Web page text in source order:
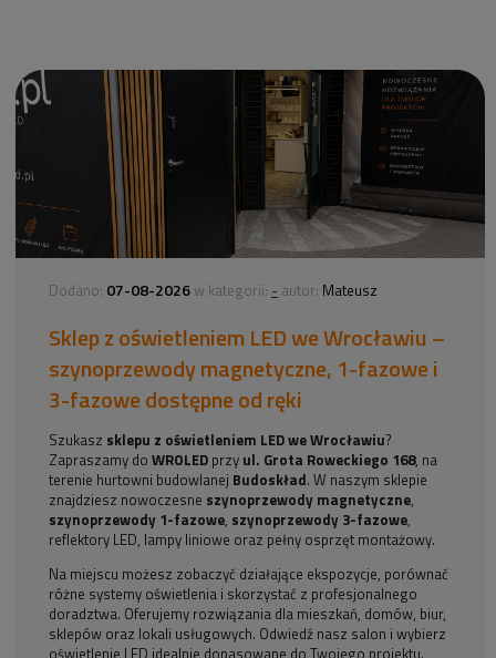
Dodano: 07-08-2026 w kategorii: - autor: Mateusz
Sklep z oświetleniem LED we Wrocławiu –
szynoprzewody magnetyczne, 1-fazowe i
3-fazowe dostępne od ręki
Szukasz sklepu z oświetleniem LED we Wrocławiu?
Zapraszamy doWROLED przy ul. Grota Roweckiego 168, na
terenie hurtowni budowlanej Budoskład. W naszym sklepie
znajdziesz nowoczesne szynoprzewody magnetyczne,
szynoprzewody 1-fazowe, szynoprzewody 3-fazowe,
reflektory LED, lampy liniowe oraz pełny osprzęt montażowy.
Na miejscu możesz zobaczyć działające ekspozycje, porównać
różne systemy oświetlenia i skorzystać z profesjonalnego
doradztwa. Oferujemy rozwiązania dla mieszkań, domów, biur,
sklepów oraz lokali usługowych. Odwiedź nasz salon i wybierz